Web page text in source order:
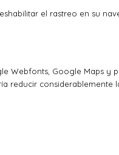
el rastreo en su
Webfonts, Google Maps
reducir